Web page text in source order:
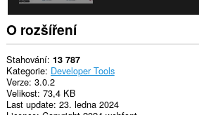
O rozšíření
Stahování 13 787
Kategorie Developer Tools
Verze 3.0.2
Velikost 73,4 KB
Last update 23. ledna 2024